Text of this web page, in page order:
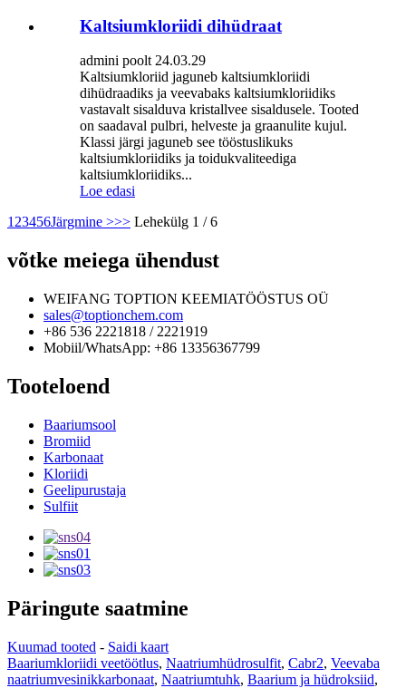
Kaltsiumkloriidi dihüdraat
admini poolt 24.03.29
Kaltsiumkloriid jaguneb kaltsiumkloriidi
dihüdraadiks ja veevabaks kaltsiumkloriidiks
vastavalt sisalduva kristallvee sisaldusele. Tooted
on saadaval pulbri, helveste ja graanulite kujul.
Klassi järgi jaguneb see tööstuslikuks
kaltsiumkloriidiks ja toidukvaliteediga
kaltsiumkloriidiks...
Loe edasi
123456Järgmine >>> Lehekülg 1 / 6
võtke meiega ühendust
WEIFANG TOPTION KEEMIATÖÖSTUS OÜ
sales@toptionchem.com
+86 536 2221818 / 2221919
Mobiil/WhatsApp: +86 13356367799
Tooteloend
Baariumsool
Bromiid
Karbonaat
Kloriidi
Geelipurustaja
Sulfiit
Päringute saatmine
Kuumad tooted - Saidi kaart
Baariumkloriidi veetöötlus, Naatriumhüdrosulfit, Cabr2, Veevaba
naatriumvesinikkarbonaat, Naatriumtuhk, Baarium ja hüdroksiid,